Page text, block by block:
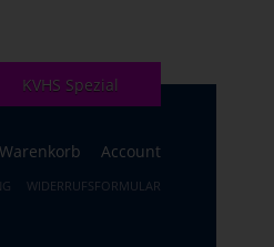
KVHS Spezial
Warenkorb Account
WIDERRUFSFORMULAR